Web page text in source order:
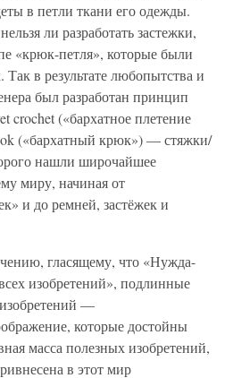
в петли ткани его одежды.
ли разработать застежки,
«крюк-петля», которые были
в результате любопытства и
был разработан принцип
crochet («бархатное плетение
(«бархатный крюк») — стяжки/
нашли широчайшее
миру, начиная от
и до ремней, застёжек и
гласящему, что «Нужда-
изобретений», подлинные
—
которые достойны
масса полезных изобретений,
в этот мир